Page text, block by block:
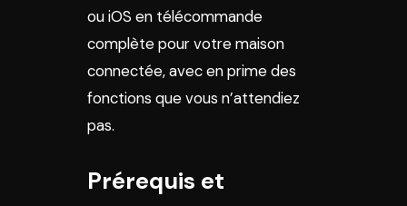
ou iOS en télécommande
complète pour votre maison
connectée, avec en prime des
fonctions que vous n’attendiez
pas.
Prérequis et